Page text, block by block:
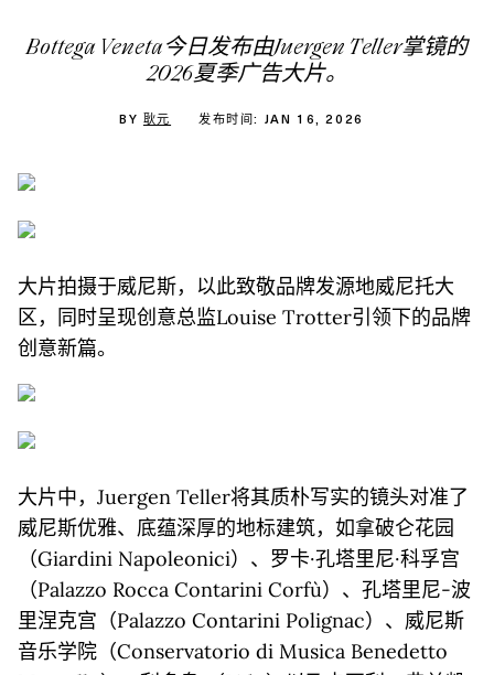
Bottega Veneta今日发布由Juergen Teller掌镜的
2026夏季广告大片。
BY 耿元 发布时间: JAN 16, 2026
大片拍摄于威尼斯，以此致敬品牌发源地威尼托大
区，同时呈现创意总监Louise Trotter引领下的品牌
创意新篇。
大片中，Juergen Teller将其质朴写实的镜头对准了
威尼斯优雅、底蕴深厚的地标建筑，如拿破仑花园
（Giardini Napoleonici）、罗卡·孔塔里尼·科孚宫
（Palazzo Rocca Contarini Corfù）、孔塔里尼-波
里涅克宫（Palazzo Contarini Polignac）、威尼斯
音乐学院（Conservatorio di Musica Benedetto